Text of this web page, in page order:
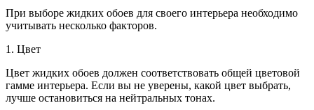
При выборе жидких обоев для своего интерьера необходимо
учитывать несколько факторов.
1. Цвет
Цвет жидких обоев должен соответствовать общей цветовой
гамме интерьера. Если вы не уверены, какой цвет выбрать,
лучше остановиться на нейтральных тонах.